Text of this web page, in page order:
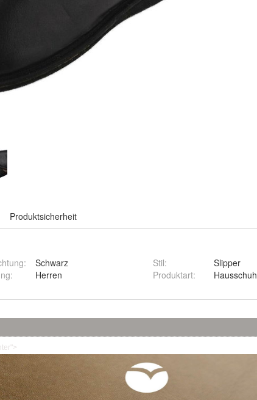
Produktsicherheit
:
Schwarz
: Herren
Stil:
Slipper
Produktart: Hausschuh